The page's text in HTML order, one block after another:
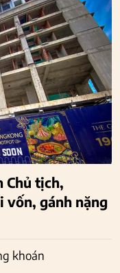
Chủ tịch,
vốn, gánh nặng
khoán